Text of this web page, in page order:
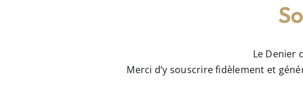
Le Denier
Merci d’y souscrire fidèlement et